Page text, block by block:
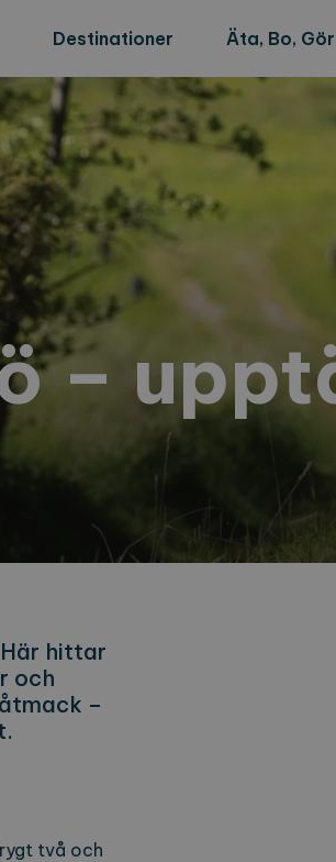
Destinationer Äta, Bo,
–
hittar
och
–
två och